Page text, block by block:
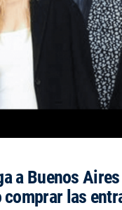
a Buenos
las